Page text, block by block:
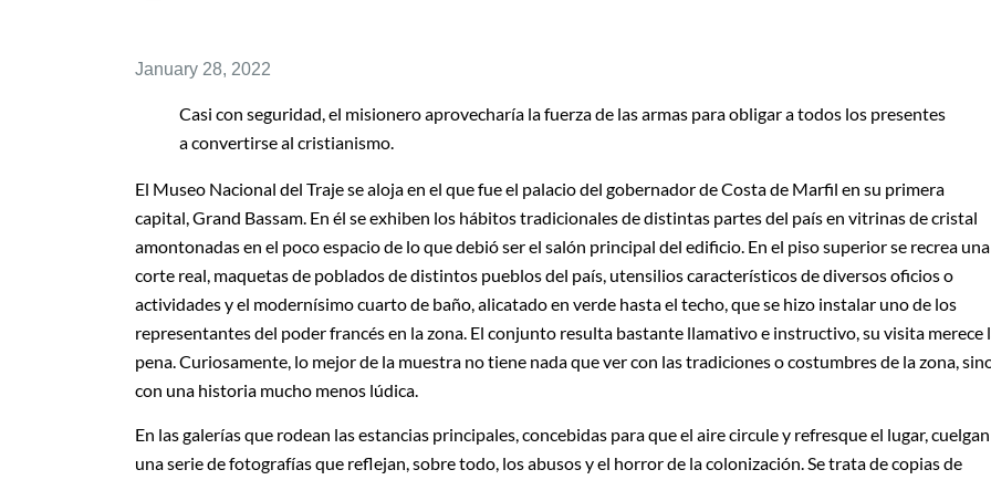
January 28, 2022
Casi con seguridad, el misionero aprovecharía la fuerza de las armas para obligar a todos los presentes
a convertirse al cristianismo.
El Museo Nacional del Traje se aloja en el que fue el palacio del gobernador de Costa de Marfil en su primera
capital, Grand Bassam. En él se exhiben los hábitos tradicionales de distintas partes del país en vitrinas de cristal
amontonadas en el poco espacio de lo que debió ser el salón principal del edificio. En el piso superior se recrea una
corte real, maquetas de poblados de distintos pueblos del país, utensilios característicos de diversos oficios o
actividades y el modernísimo cuarto de baño, alicatado en verde hasta el techo, que se hizo instalar uno de los
representantes del poder francés en la zona. El conjunto resulta bastante llamativo e instructivo, su visita merece
pena. Curiosamente, lo mejor de la muestra no tiene nada que ver con las tradiciones o costumbres de la zona,
con una historia mucho menos lúdica.
En las galerías que rodean las estancias principales, concebidas para que el aire circule y refresque el lugar, cuelgan
una serie de fotografías que reflejan, sobre todo, los abusos y el horror de la colonización. Se trata de copias de